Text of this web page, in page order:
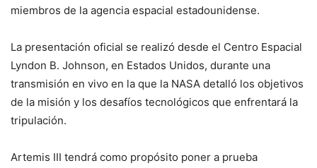
miembros de la agencia espacial estadounidense.
La presentación oficial se realizó desde el Centro Espacial
Lyndon B. Johnson, en Estados Unidos, durante una
transmisión en vivo en la que la NASA detalló los objetivos
de la misión y los desafíos tecnológicos que enfrentará la
tripulación.
Artemis III tendrá como propósito poner a prueba